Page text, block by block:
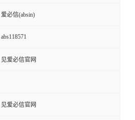
爱必信(absin)
abs118571
见爱必信官网
见爱必信官网